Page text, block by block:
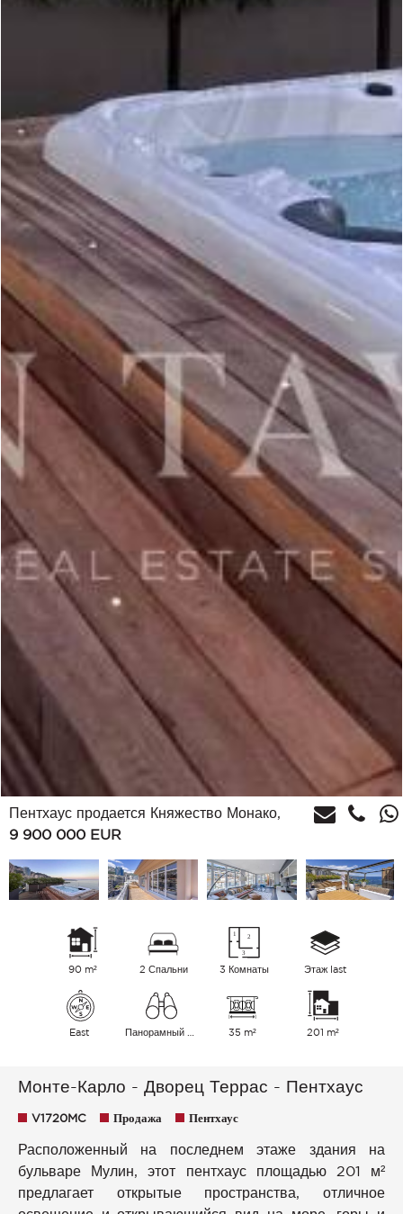
Пентхаус продается Княжество Монако,
9 900 000 EUR
90 m² 2 Спальни 3 Комнаты Этаж last
East 35 m² 201 m²
Монте-Карло - Дворец Террас - Пентхаус
V1720MC Продажа Пентхаус
Расположенный на последнем этаже здания на
бульваре Мулин, этот пентхаус площадью 201 м²
предлагает открытые пространства, отличное